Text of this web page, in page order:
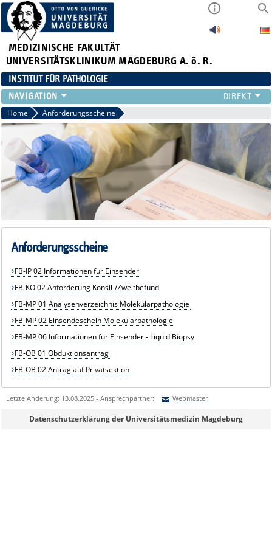
MEDIZINISCHE FAKULTÄT
UNIVERSITÄTSKLINIKUM MAGDEBURG A. ö. R.
INSTITUT FÜR PATHOLOGIE
TEAM
DIAGNOSTIK
EINSENDER
PATIENTEN
INSTITUT
FORSCHUNG
ANFORDERUNGSSCHEINE
Home Anforderungsscheine
Anforderungsscheine
FB-IP 02 Informationen für Einsender
FB-KO 02 Anforderung Konsil-/Zweitbefund
FB-MP 01 Analysenverzeichnis Molekularpathologie
FB-MP 02 Einsendeschein Molekularpathologie
FB-MP 06 Informationen für Einsender - Liquid Biopsy
FB-OB 01 Obduktionsantrag
FB-OB 02 Antrag auf Privatsektion
Letzte Änderung: 13.08.2025 - Ansprechpartner: Webmaster
Sie können eine Nachricht versenden an:Webmaster
Datenschutzerklärung der Universitätsmedizin Magdeburg